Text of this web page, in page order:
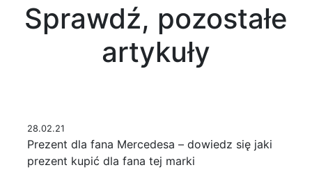
Sprawdź, pozostałe
artykuły
28.02.21
Prezent dla fana Mercedesa – dowiedz się jaki
prezent kupić dla fana tej marki